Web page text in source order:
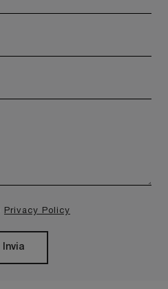
Privacy Policy
Invia